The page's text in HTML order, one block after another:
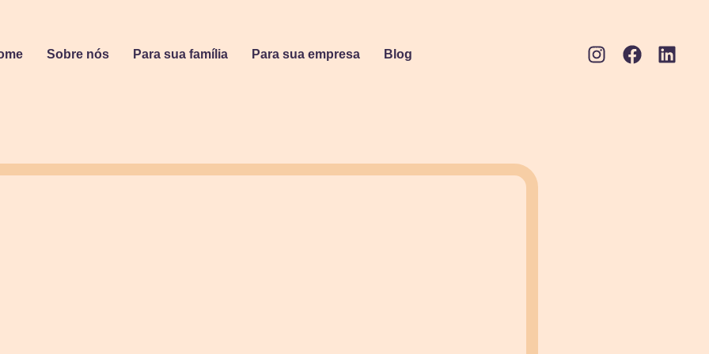
Sobre nós Para sua família Para sua empresa Blog